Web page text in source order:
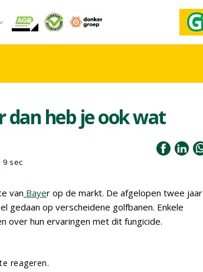
heb je ook wat
9 sec
van Bayer op de markt. De afgelopen twee jaar
gedaan op verscheidene golfbanen. Enkele
over hun ervaringen met dit fungicide.
reageren.